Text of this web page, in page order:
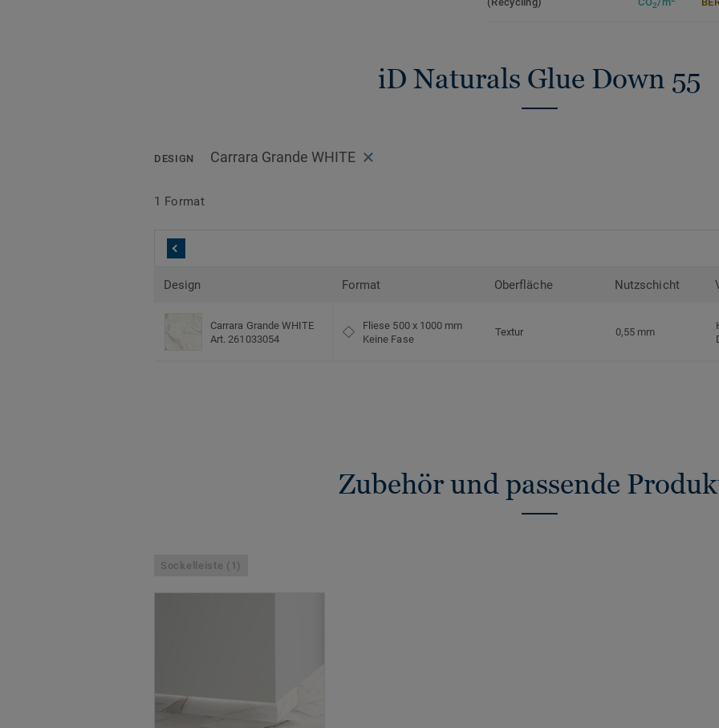
>> Erfahren Sie mehr über Tarkett
2
iD Naturals Glue Down 55
DESIGN Carrara Grande WHITE
1 Format
Design Format Oberfläche Nutzschicht
Carrara Grande WHITE
Art. 261033054
Fliese 500 x 1000 mm
Keine Fase
Textur 0,55 mm
Zubehör und passende
Sockelleiste (1)